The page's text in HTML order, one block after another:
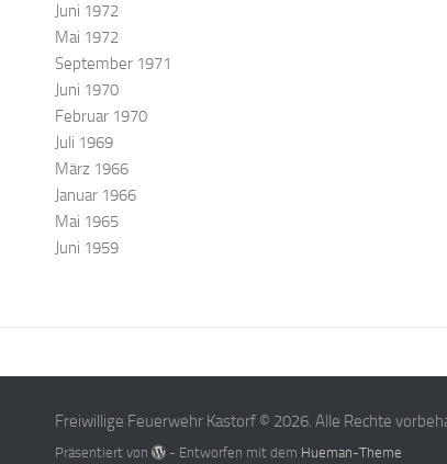
Juni 1972
Mai 1972
September 1971
Juni 1970
Februar 1970
Juli 1969
März 1966
Januar 1966
Mai 1965
Juni 1959
Freiwillige Feuerwehr Kastorf © 2026. Alle Rechte
Präsentiert von - Entworfen mit dem Hueman-Theme